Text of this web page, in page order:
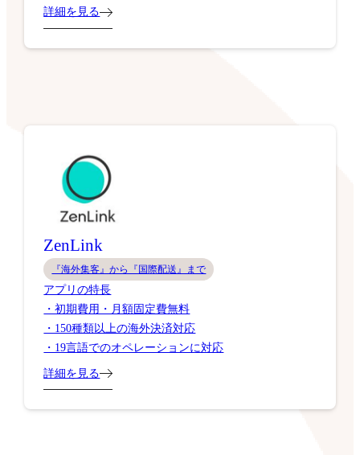
詳細を見る
ZenLink
『海外集客』から『国際配送』まで
アプリの特長
・初期費用・月額固定費無料
・150種類以上の海外決済対応
・19言語でのオペレーションに対応
詳細を見る